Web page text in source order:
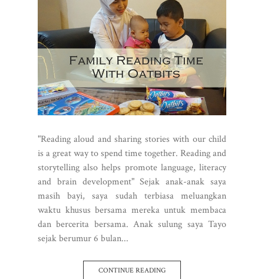
"Reading aloud and sharing stories with our child
is a great way to spend time together. Reading and
storytelling also helps promote language, literacy
and brain development" Sejak anak-anak saya
masih bayi, saya sudah terbiasa meluangkan
waktu khusus bersama mereka untuk membaca
dan bercerita bersama. Anak sulung saya Tayo
sejak berumur 6 bulan...
CONTINUE READING